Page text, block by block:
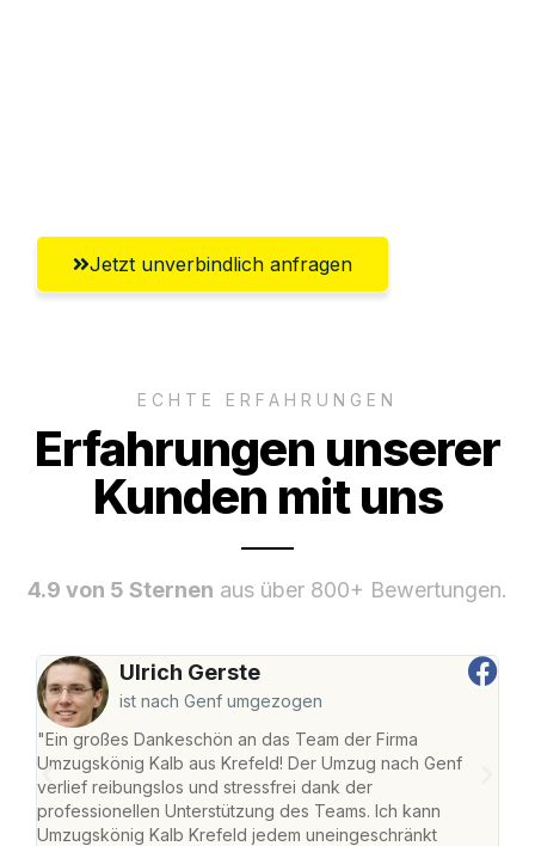
Jetzt unverbindlich anfragen
ECHTE ERFAHRUNGEN
Erfahrungen unserer
Kunden mit uns
4.9 von 5 Sternen aus über 800+ Bewertungen.
Ulrich Gerste
ist nach Genf umgezogen
"Ein großes Dankeschön an das Team der Firma
Umzugskönig Kalb aus Krefeld! Der Umzug nach Genf
verlief reibungslos und stressfrei dank der
professionellen Unterstützung des Teams. Ich kann
Umzugskönig Kalb Krefeld jedem uneingeschränkt